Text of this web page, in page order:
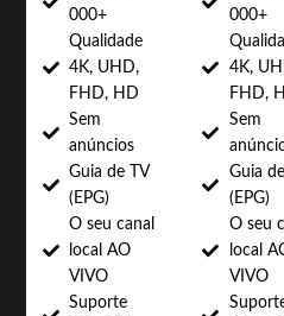
000+
Qualidade
4K, UHD,
FHD, HD
Sem
anúncios
Guia de TV
(EPG)
O seu canal
local AO
VIVO
Suporte
000+
4K,
FHD,
Sem
Guia
(EPG)
O seu
local
VIVO